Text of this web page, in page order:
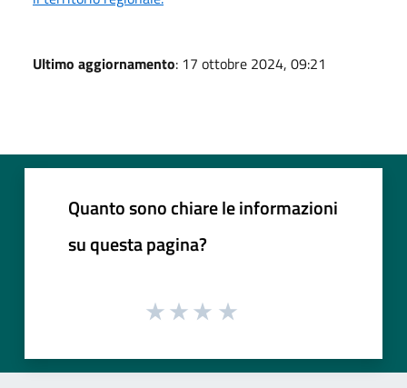
Ultimo aggiornamento: 17 ottobre 2024, 09:21
Quanto sono chiare le informazioni
su questa pagina?